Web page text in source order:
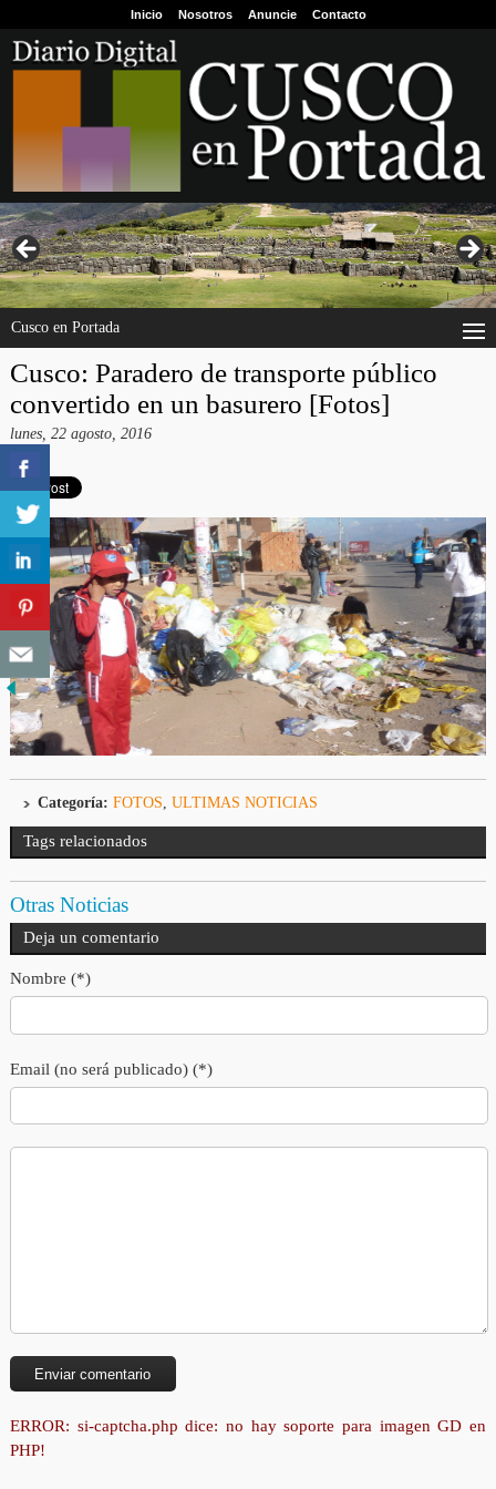
Inicio Nosotros Anuncie Contacto
Cusco en Portada
Cusco: Paradero de transporte público
convertido en un basurero [Fotos]
lunes, 22 agosto, 2016
Categoría: FOTOS, ULTIMAS NOTICIAS
Tags relacionados
Otras Noticias
Deja un comentario
Nombre (*)
Email (no será publicado) (*)
ERROR: si-captcha.php dice: no hay soporte para imagen GD en
PHP!